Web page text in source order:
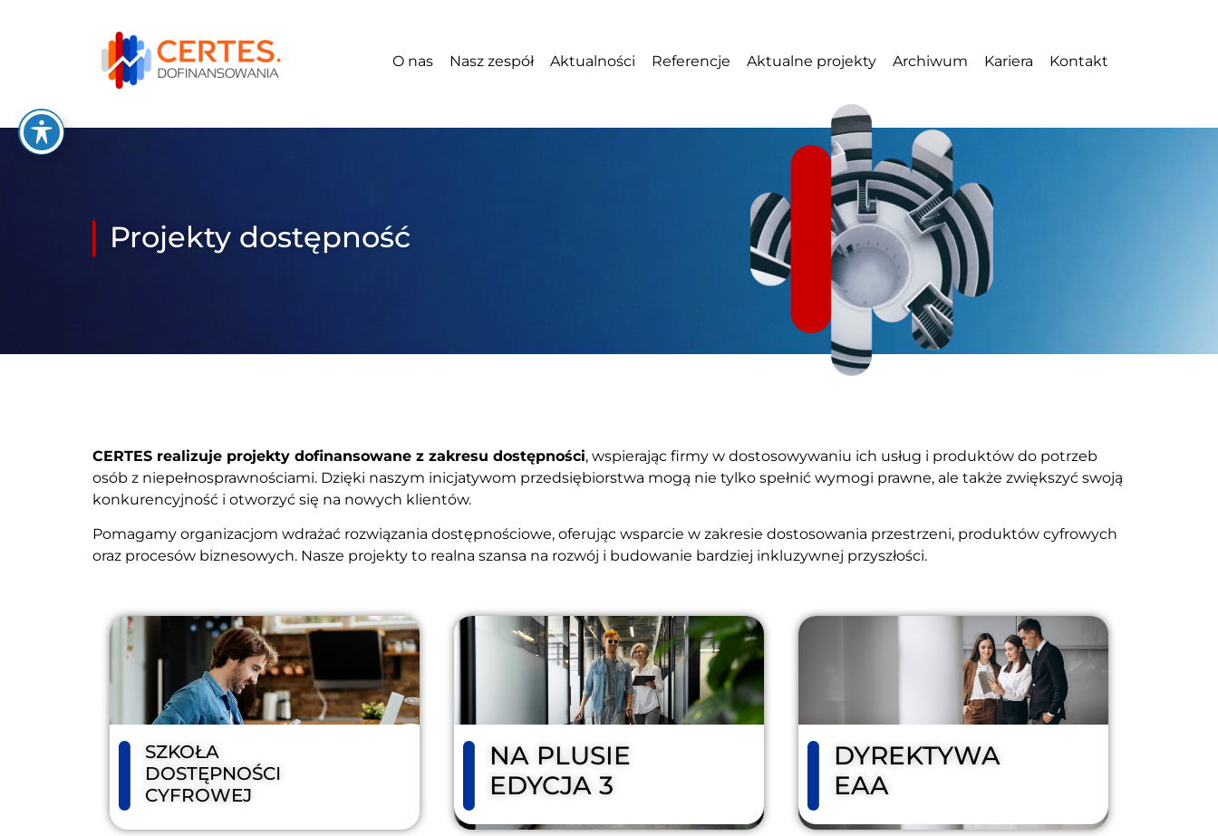
O nas Nasz zespół Aktualności Referencje Aktualne projekty Archiwum Kariera Kontakt
Projekty dostępność
CERTES realizuje projekty dofinansowane z zakresu dostępności, wspierając firmy w dostosowywaniu ich usług i produktów do potrzeb
osób z niepełnosprawnościami. Dzięki naszym inicjatywom przedsiębiorstwa mogą nie tylko spełnić wymogi prawne, ale także zwiększyć swoją
konkurencyjność i otworzyć się na nowych klientów.
Pomagamy organizacjom wdrażać rozwiązania dostępnościowe, oferując wsparcie w zakresie dostosowania przestrzeni, produktów cyfrowych
oraz procesów biznesowych. Nasze projekty to realna szansa na rozwój i budowanie bardziej inkluzywnej przyszłości.
SZKOŁA
DOSTĘPNOŚCI
CYFROWEJ
NA PLUSIE
EDYCJA 3
DYREKTYWA
EAA